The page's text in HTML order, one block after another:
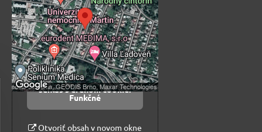
súkromia
Prajete si načítať externý obsah?
Povoliť tentokrát
Povoliť a zapamätať -
súhlas s druhom cookie:
Funkčné
Otvoriť obsah v novom okne